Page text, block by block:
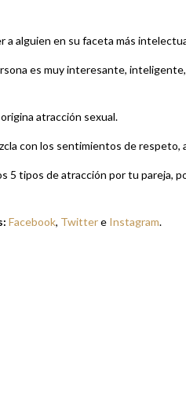
a alguien en su faceta más
es muy interesante,
atracción sexual.
con los sentimientos de respeto,
5 tipos de atracción por tu pareja,
Facebook, Twittere Instagram.